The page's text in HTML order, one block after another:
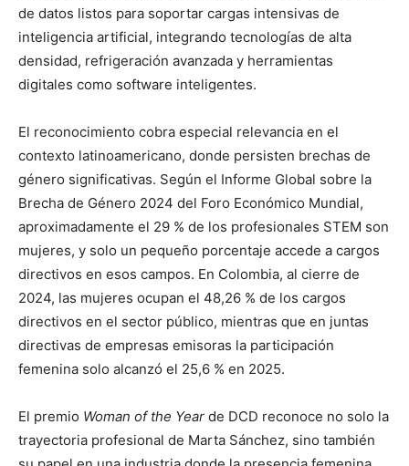
de datos listos para soportar cargas intensivas de
inteligencia artificial, integrando tecnologías de alta
densidad, refrigeración avanzada y herramientas
digitales como software inteligentes.
El reconocimiento cobra especial relevancia en el
contexto latinoamericano, donde persisten brechas de
género significativas. Según el Informe Global sobre la
Brecha de Género 2024 del Foro Económico Mundial,
aproximadamente el 29 % de los profesionales STEM son
mujeres, y solo un pequeño porcentaje accede a cargos
directivos en esos campos. En Colombia, al cierre de
2024, las mujeres ocupan el 48,26 % de los cargos
directivos en el sector público, mientras que en juntas
directivas de empresas emisoras la participación
femenina solo alcanzó el 25,6 % en 2025.
El premio Woman of the Year de DCD reconoce no solo la
trayectoria profesional de Marta Sánchez, sino también